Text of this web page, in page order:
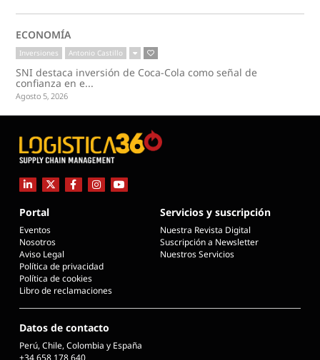
ECONOMÍA
Inversiones Antonio Castillo
SNI destaca inversión de Coca-Cola como señal de
confianza en e...
Agosto 5, 2026
Portal
Eventos
Nosotros
Aviso Legal
Política de privacidad
Política de cookies
Libro de reclamaciones
Servicios y suscripción
Nuestra Revista Digital
Suscripción a Newsletter
Nuestros Servicios
Datos de contacto
Perú, Chile, Colombia y España
+34 658 178 640